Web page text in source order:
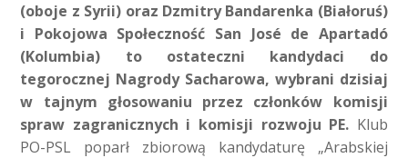
(oboje z Syrii) oraz Dzmitry Bandarenka (Białoruś)
i Pokojowa Społeczność San José de Apartadó
(Kolumbia) to ostateczni kandydaci do
tegorocznej Nagrody Sacharowa, wybrani dzisiaj
w tajnym głosowaniu przez członków komisji
spraw zagranicznych i komisji rozwoju PE. Klub
PO-PSL poparł zbiorową kandydaturę „Arabskiej